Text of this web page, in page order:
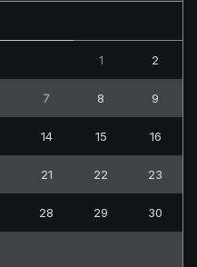
1 2
7 8 9
14 15 16
21 22 23
28 29 30